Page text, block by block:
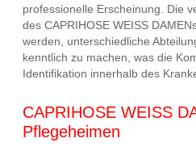
professionelle Erscheinung. Die
des CAPRIHOSE WEISS
werden, unterschiedliche
kenntlich zu machen, was die
Identifikation innerhalb des
CAPRIHOSE WEISS
Pflegeheimen